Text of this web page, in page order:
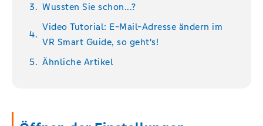
Wussten Sie schon...?
Video Tutorial: E-Mail-Adresse ändern im
VR Smart Guide, so geht's!
Ähnliche Artikel